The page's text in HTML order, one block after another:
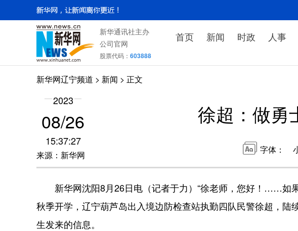
新华通讯社主办
公司官网
股票代码： 603888
首页 新闻 时政 人事
新华网辽宁频道 > 新闻 > 正文
2023
08/26
15:37:27
来源：新华网
徐超：做勇
字体：
新华网沈阳8月26日电（记者于力）“徐老师，您好！……如
秋季开学，辽宁葫芦岛出入境边防检查站执勤四队民警徐超，陆
生发来的信息。